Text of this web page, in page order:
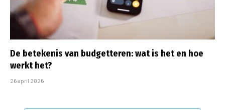
De betekenis van budgetteren: wat is het en hoe
werkt het?
26 april 2026